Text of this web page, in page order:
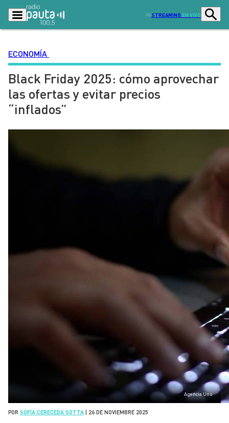
STREAMING EN VIVO
Podcasts Programas
Lo Último
Ciudad
Entretención y Cultura Opinión
ECONOMÍA
Black Friday 2025: cómo aprovechar
las ofertas y evitar precios
“inflados”
Agencia Uno
POR SOFÍA CERECEDA SOTTA 26 DE NOVIEMBRE 2025